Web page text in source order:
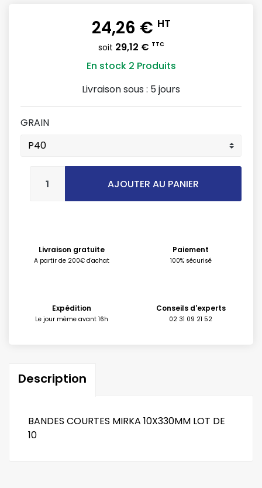
24,26 € HT
soit 29,12 € TTC
En stock 2 Produits
Livraison sous : 5 jours
GRAIN
AJOUTER AU PANIER
Livraison gratuite
A partir de 200€ d'achat
Paiement
100% sécurisé
Expédition
Le jour même avant 16h
Conseils d'experts
02 31 09 21 52
Description
BANDES COURTES MIRKA 10X330MM LOT DE
10